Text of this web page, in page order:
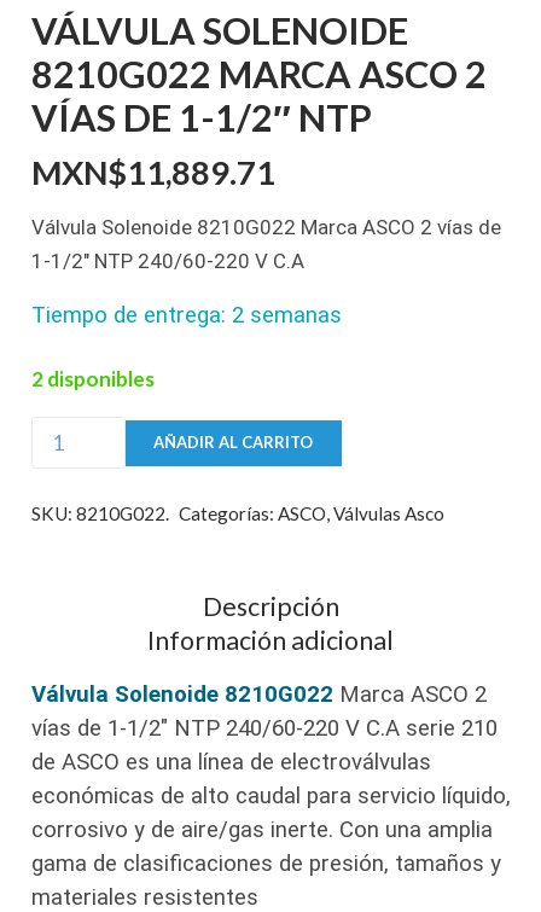
VÁLVULA SOLENOIDE
8210G022 MARCA ASCO 2
VÍAS DE 1-1/2″ NTP
MXN$11,889.71
Válvula Solenoide 8210G022 Marca ASCO 2 vías de
1-1/2″ NTP 240/60-220 V C.A
Tiempo de entrega: 2 semanas
2 disponibles
Válvula
1-
1/2"
NTP
cantidad
AÑADIR AL CARRITO
SKU: 8210G022. Categorías: ASCO,Válvulas Asco
Descripción
Información adicional
Válvula Solenoide 8210G022 Marca ASCO 2
vías de 1-1/2″ NTP 240/60-220 V C.A serie 210
de ASCO es una línea de electroválvulas
económicas de alto caudal para servicio líquido,
corrosivo y de aire/gas inerte. Con una amplia
gama de clasificaciones de presión, tamaños y
materiales resistentes